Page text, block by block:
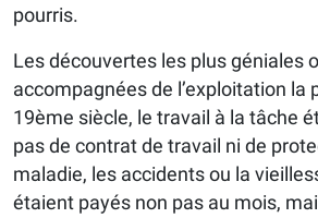
pourris.
Les découvertes les plus géniales
accompagnées de l’exploitation la
19ème siècle, le travail à la tâche
pas de contrat de travail ni de
maladie, les accidents ou la
étaient payés non pas au mois,